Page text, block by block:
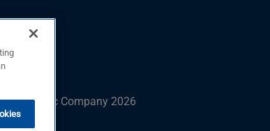
Electric Company 2026